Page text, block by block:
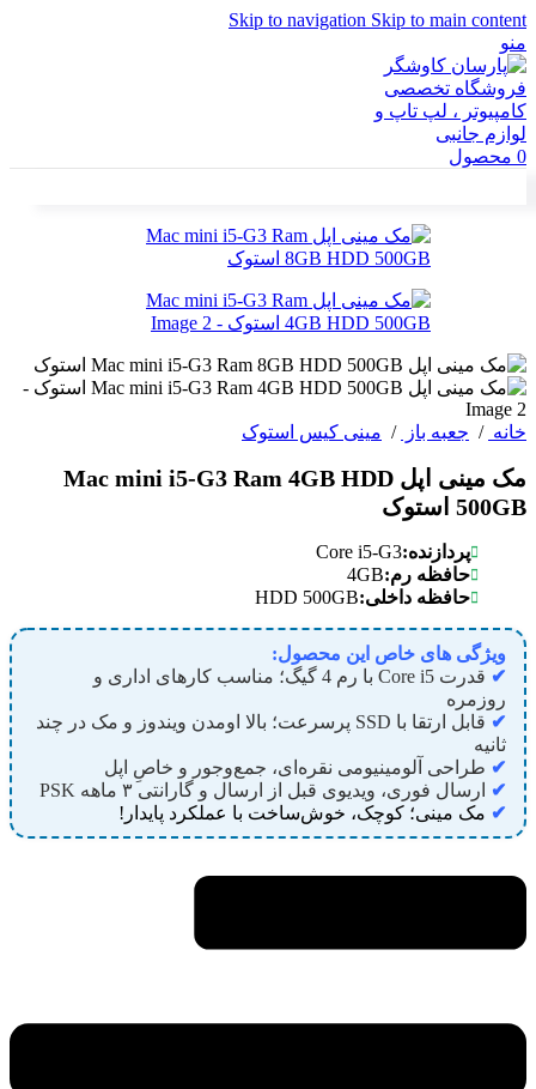
Skip to navigation Skip to main content
منو
0 محصول
خانه / جعبه باز / مینی کیس استوک
مک مینی اپل Mac mini i5-G3 Ram 4GB HDD
500GB استوک
پردازنده:Core i5-G3
حافظه رم:4GB
حافظه داخلی:HDD 500GB
ویژگی های خاص این محصول:
✔
قدرت Core i5 با رم 4 گیگ؛ مناسب کارهای اداری و
روزمره
✔
قابل ارتقا با SSD پرسرعت؛ بالا اومدن ویندوز و مک در چند
ثانیه
✔ طراحی آلومینیومی نقره‌ای، جمع‌وجور و خاصِ اپل
✔
ارسال فوری، ویدیوی قبل از ارسال و گارانتی ۳ ماهه PSK
✔ مک مینی؛ کوچک، خوش‌ساخت با عملکرد پایدار!